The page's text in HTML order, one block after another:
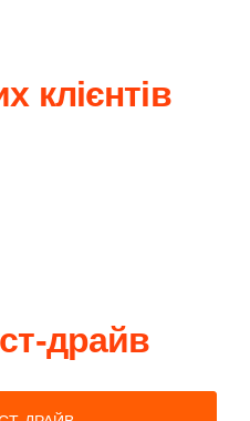
клієнтів
драйв